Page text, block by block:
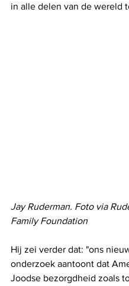
in alle delen van de wereld
Jay Ruderman. Foto via
Family Foundation
Hij zei verder dat: "ons
onderzoek aantoont dat
Joodse bezorgdheid zoals